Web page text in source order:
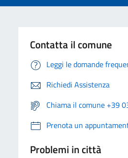
Contatta il comune
Leggi le domande
Richiedi Assistenza
Chiama il comune +39
Prenota un
Problemi in città